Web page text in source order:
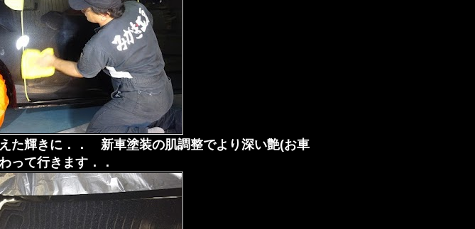
た輝きに．． 新車塗装の肌調整でより深い艶(お車
って行きます．．